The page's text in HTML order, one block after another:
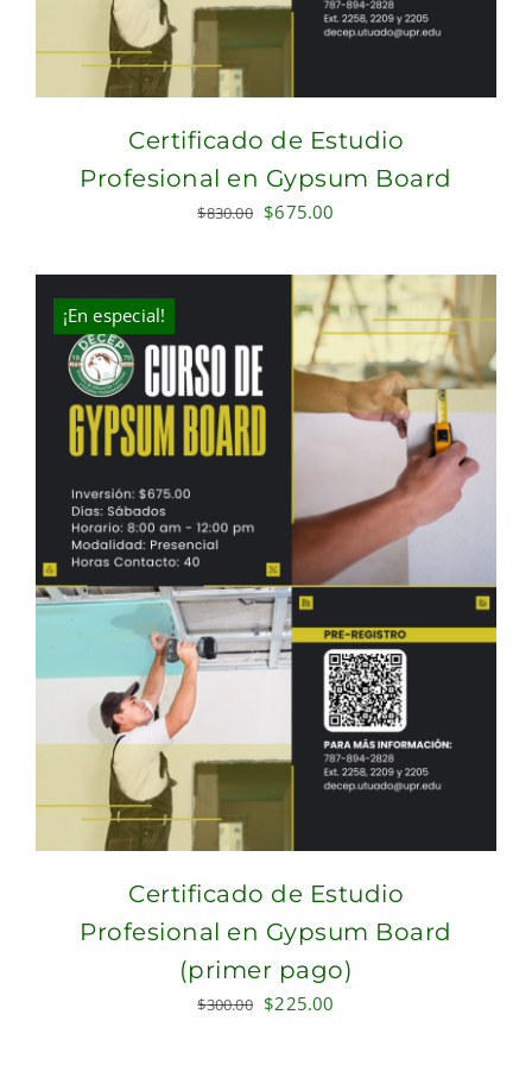
Certificado de Estudio
Profesional en Gypsum Board
$830.00 Original
was:
$830.00.
$675.00
is:
$675.00.
¡En especial!
Certificado de Estudio
Profesional en Gypsum Board
(primer pago)
$300.00 Original
$225.00